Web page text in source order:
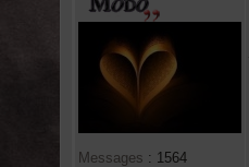
Messages : 1564